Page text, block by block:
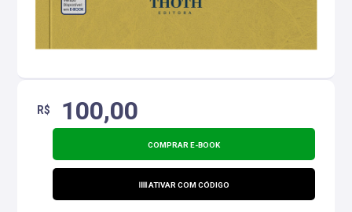
R$ 100,00
COMPRAR E-BOOK
ATIVAR COM CÓDIGO